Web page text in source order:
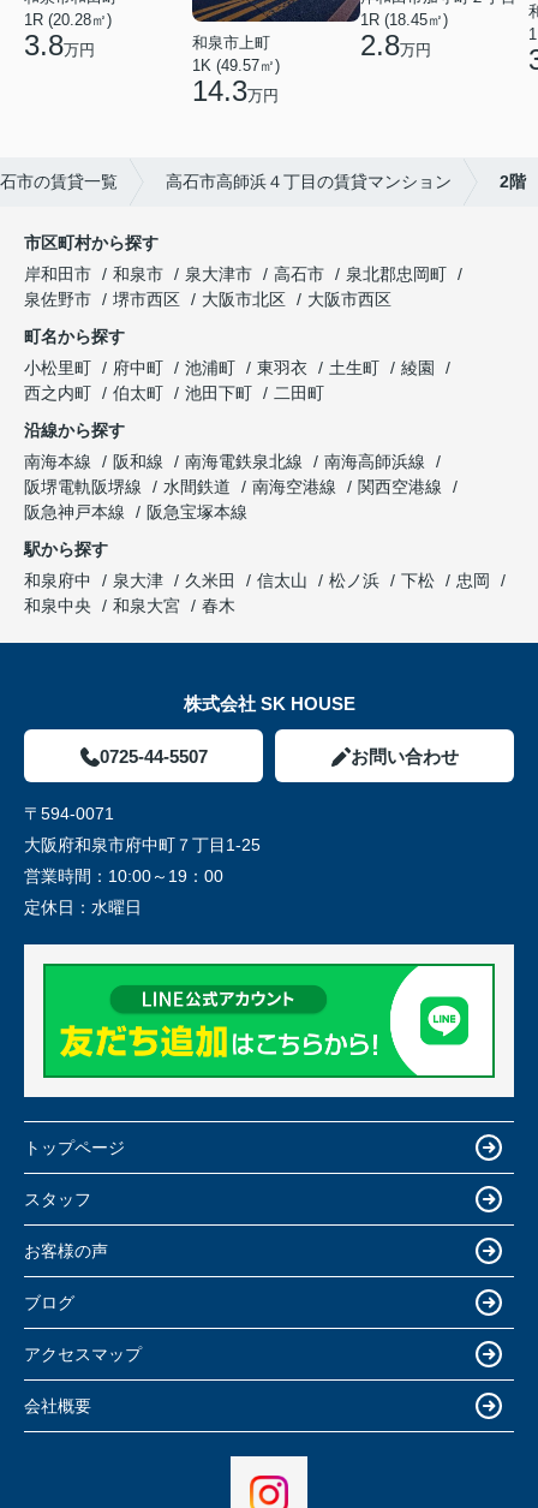
1R (20.28㎡)
3.8万円
和泉市上町
1K (49.57㎡)
14.3万円
1R (18.45㎡)
2.8万円
市の賃貸一覧 高石市高師浜４丁目の賃貸マンション 2階
市区町村から探す
岸和田市
和泉市 泉大津市 高石市
泉北郡忠岡町
泉佐野市
堺市西区 大阪市北区
大阪市西区
町名から探す
小松里町
府中町 池浦町 東羽衣 土生町
綾園
西之内町
伯太町 池田下町
二田町
沿線から探す
南海本線
阪和線 南海電鉄泉北線
南海高師浜線
阪堺電軌阪堺線
水間鉄道 南海空港線
関西空港線
阪急神戸本線
阪急宝塚本線
駅から探す
和泉府中
泉大津 久米田 信太山 松ノ浜 下松
忠岡
和泉中央
和泉大宮 春木
株式会社 SK HOUSE
0725-44-5507 お問い合わせ
〒594-0071
大阪府和泉市府中町７丁目1-25
営業時間： 10:00～19：00
定休日： 水曜日
トップページ
スタッフ
お客様の声
ブログ
アクセスマップ
会社概要